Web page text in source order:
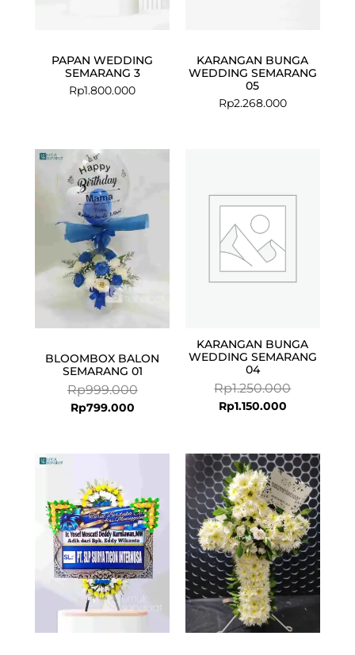
PAPAN WEDDING
SEMARANG 3
Rp1.800.000
KARANGAN BUNGA
WEDDING SEMARANG
05
Rp2.268.000
BLOOMBOX BALON
SEMARANG 01
Rp999.000
Rp799.000
KARANGAN BUNGA
WEDDING SEMARANG
04
Rp1.250.000
Rp1.150.000
Rp1.150.000.
was:
Rp925.000.
is:
Rp899.000.